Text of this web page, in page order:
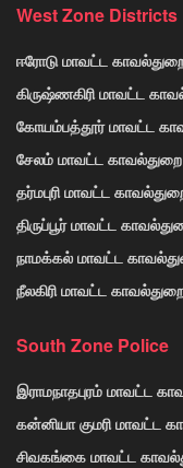
West Zone Districts
ஈரோடு மாவட்ட
கிருஷ்ணகிரி மாவட்ட
கோயம்பத்தூர் மாவட்ட
சேலம் மாவட்ட காவல்துறை
தர்மபுரி மாவட்ட
திருப்பூர் மாவட்ட
நாமக்கல் மாவட்ட
நீலகிரி மாவட்ட
South Zone Police
இராமநாதபுரம் மாவட்ட
கன்னியா குமரி மாவட்ட
சிவகங்கை மாவட்ட